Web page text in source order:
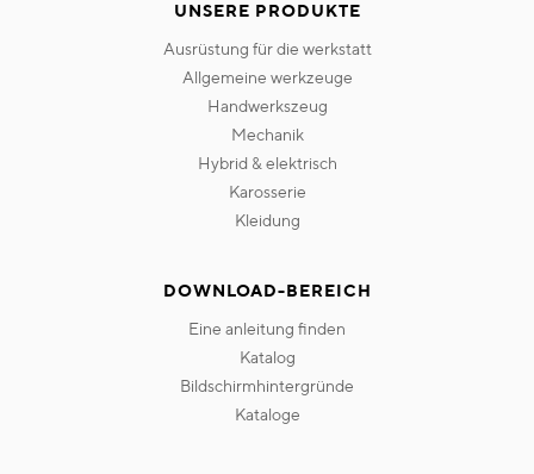
UNSERE PRODUKTE
ausrüstung für die werkstatt
allgemeine werkzeuge
handwerkszeug
mechanik
hybrid & elektrisch
karosserie
kleidung
DOWNLOAD-BEREICH
eine anleitung finden
katalog
bildschirmhintergründe
kataloge